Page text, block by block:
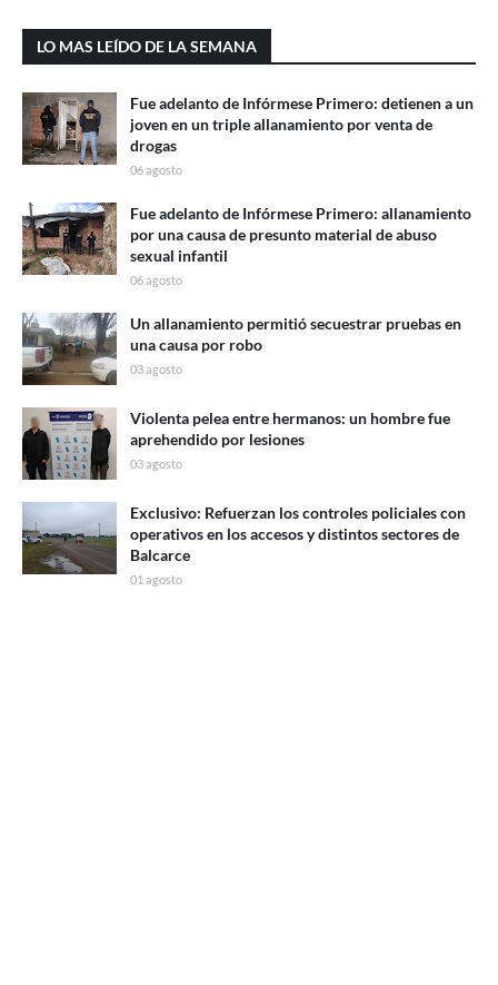
LO MAS LEÍDO DE LA SEMANA
Fue adelanto de Infórmese Primero: detienen a un
joven en un triple allanamiento por venta de
drogas
06 agosto
Fue adelanto de Infórmese Primero: allanamiento
por una causa de presunto material de abuso
sexual infantil
06 agosto
Un allanamiento permitió secuestrar pruebas en
una causa por robo
03 agosto
Violenta pelea entre hermanos: un hombre fue
aprehendido por lesiones
03 agosto
Exclusivo: Refuerzan los controles policiales con
operativos en los accesos y distintos sectores de
Balcarce
01 agosto